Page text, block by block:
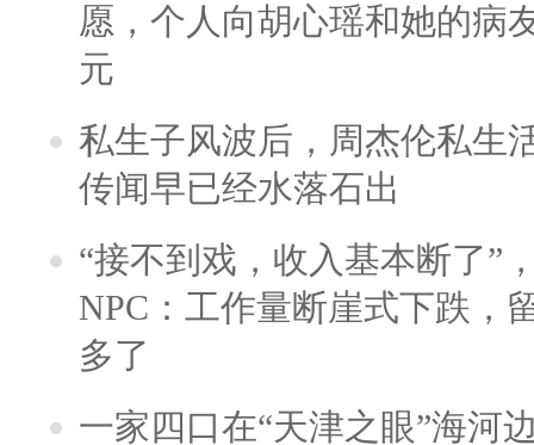
愿，个人向胡心瑶和她的病
元
私生子风波后，周杰伦私生
传闻早已经水落石出
“接不到戏，收入基本断了”
NPC：工作量断崖式下跌，
多了
一家四口在“天津之眼”海河